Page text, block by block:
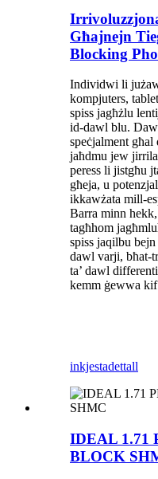
Għajnejn
Blocking
Individwi li
kompjuters,
spiss jagħżlu
id-dawl blu.
speċjalment
jaħdmu jew
peress li jistgħu
għeja, u
ikkawżata mill-
Barra minn
tagħhom
spiss jaqilbu
dawl varji, bħat-
ta’ dawl
kemm ġewwa
inkjestadettall
IDEAL 1.71
BLOCK